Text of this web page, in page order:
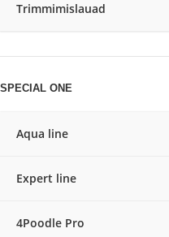
Trimmimislauad
SPECIAL ONE
Aqua line
Expert line
4Poodle Pro